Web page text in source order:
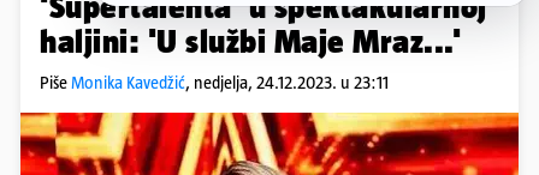
haljini: 'U službi Maje Mraz...'
PišeMonika Kavedžić, nedjelja, 24.12.2023. u 23:11